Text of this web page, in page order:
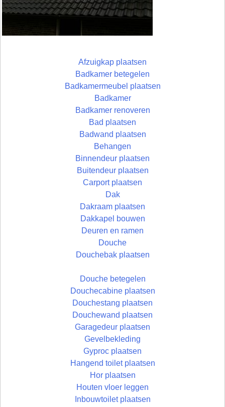
Afzuigkap plaatsen
Badkamer betegelen
Badkamermeubel plaatsen
Badkamer
Badkamer renoveren
Bad plaatsen
Badwand plaatsen
Behangen
Binnendeur plaatsen
Buitendeur plaatsen
Carport plaatsen
Dak
Dakraam plaatsen
Dakkapel bouwen
Deuren en ramen
Douche
Douchebak plaatsen
Douche betegelen
Douchecabine plaatsen
Douchestang plaatsen
Douchewand plaatsen
Garagedeur plaatsen
Gevelbekleding
Gyproc plaatsen
Hangend toilet plaatsen
Hor plaatsen
Houten vloer leggen
Inbouwtoilet plaatsen